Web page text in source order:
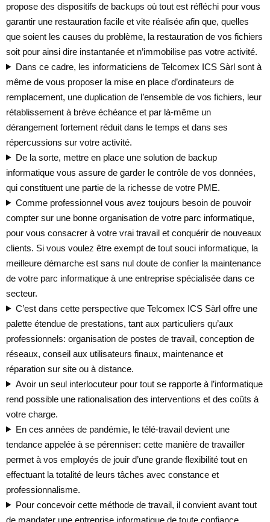
propose des dispositifs de backups où tout est réfléchi pour vous
garantir une restauration facile et vite réalisée afin que, quelles
que soient les causes du problème, la restauration de vos fichiers
soit pour ainsi dire instantanée et n’immobilise pas votre activité.
Dans ce cadre, les informaticiens de Telcomex ICS Sàrl sont à
même de vous proposer la mise en place d’ordinateurs de
remplacement, une duplication de l’ensemble de vos fichiers, leur
rétablissement à brève échéance et par là-même un
dérangement fortement réduit dans le temps et dans ses
répercussions sur votre activité.
De la sorte, mettre en place une solution de backup
informatique vous assure de garder le contrôle de vos données,
qui constituent une partie de la richesse de votre PME.
Comme professionnel vous avez toujours besoin de pouvoir
compter sur une bonne organisation de votre parc informatique,
pour vous consacrer à votre vrai travail et conquérir de nouveaux
clients. Si vous voulez être exempt de tout souci informatique, la
meilleure démarche est sans nul doute de confier la maintenance
de votre parc informatique à une entreprise spécialisée dans ce
secteur.
C’est dans cette perspective que Telcomex ICS Sàrl offre une
palette étendue de prestations, tant aux particuliers qu’aux
professionnels: organisation de postes de travail, conception de
réseaux, conseil aux utilisateurs finaux, maintenance et
réparation sur site ou à distance.
Avoir un seul interlocuteur pour tout se rapporte à l’informatique
rend possible une rationalisation des interventions et des coûts à
votre charge.
En ces années de pandémie, le télé-travail devient une
tendance appelée à se pérenniser: cette manière de travailler
permet à vos employés de jouir d’une grande flexibilité tout en
effectuant la totalité de leurs tâches avec constance et
professionnalisme.
Pour concevoir cette méthode de travail, il convient avant tout
de mandater une entreprise informatique de toute confiance,